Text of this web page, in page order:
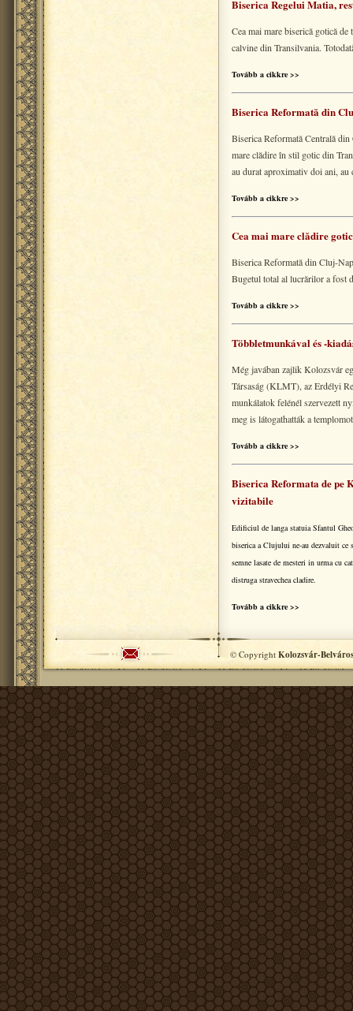
Biserica Regelui Matia,
Cea mai mare biserică gotică
calvine din Transilvania.
Tovább a cikkre >>
Biserica Reformată din
Biserica Reformată Centrală
mare clădire în stil gotic din
au durat aproximativ doi ani, au
Tovább a cikkre >>
Cea mai mare clădire
Biserica Reformată din Cluj-
Bugetul total al lucrărilor a fost
Tovább a cikkre >>
Többletmunkával és -
Még javában zajlik Kolozsvár
Társaság (KLMT), az Erdélyi
munkálatok felénél szervezett
meg is látogathatták a
Tovább a cikkre >>
Biserica Reformata de pe
vizitabile
Edificiul de langa statuia Sfantul
biserica a Clujului ne-au dezvaluit
semne lasate de mesteri in urma cu
distruga stravechea cladire.
Tovább a cikkre >>
© Copyright Kolozsvár-